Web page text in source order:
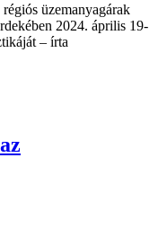
üzemanyagárak
2024. április 19-
– írta